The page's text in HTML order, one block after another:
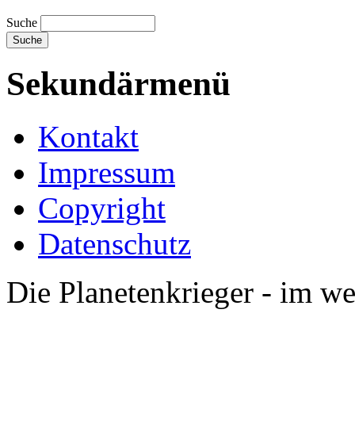
Suche
Sekundärmenü
Kontakt
Impressum
Copyright
Datenschutz
Die Planetenkrieger - im